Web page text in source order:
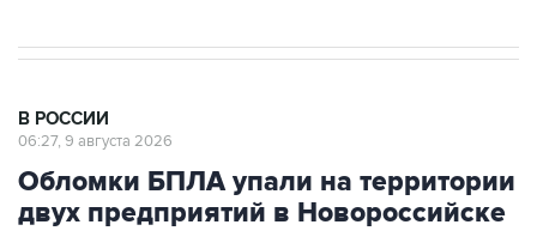
В РОССИИ
06:27, 9 августа 2026
Обломки БПЛА упали на территории
двух предприятий в Новороссийске